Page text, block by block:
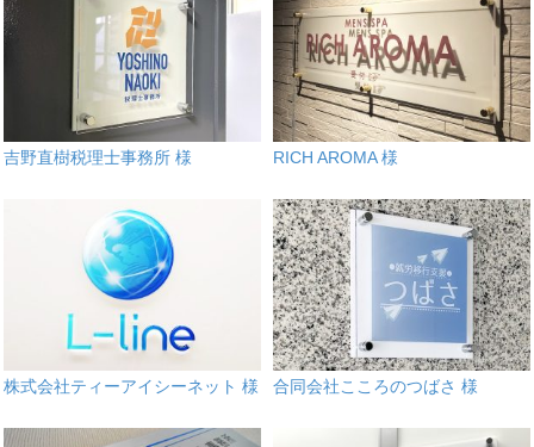
吉野直樹税理士事務所 様 RICH AROMA 様
株式会社ティーアイシーネット 様 合同会社こころのつばさ 様